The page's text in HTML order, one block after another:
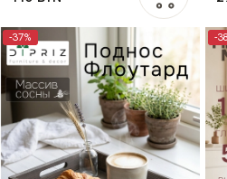
жемчуг, массив дуба
-37% -